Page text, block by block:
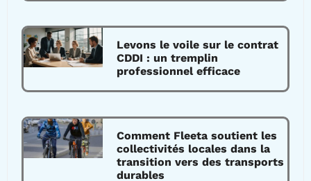
Levons le voile sur le contrat
CDDI : un tremplin
professionnel efficace
Comment Fleeta soutient les
collectivités locales dans la
transition vers des transports
durables